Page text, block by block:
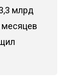
млрд
месяцев